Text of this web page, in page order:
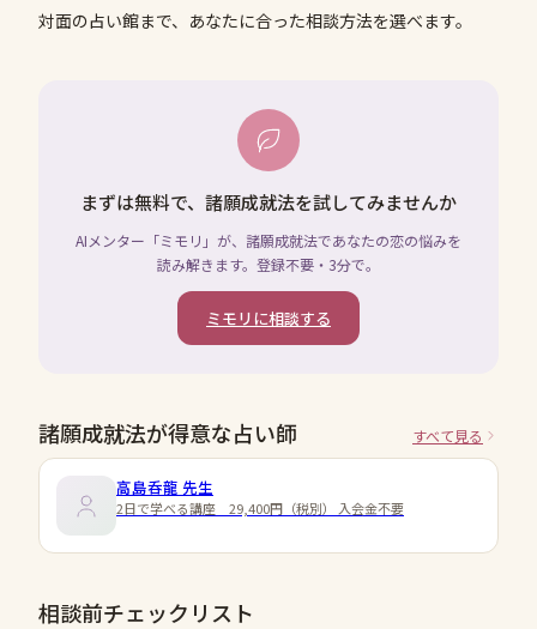
対面の占い館まで、あなたに合った相談方法を選べます。
まずは無料で、諸願成就法を試してみませんか
AIメンター「ミモリ」が、諸願成就法であなたの恋の悩みを
読み解きます。登録不要・3分で。
ミモリに相談する
諸願成就法が得意な占い師 すべて見る
高島呑龍 先生
2日で学べる講座 29,400円（税別） 入会金不要
相談前チェックリスト